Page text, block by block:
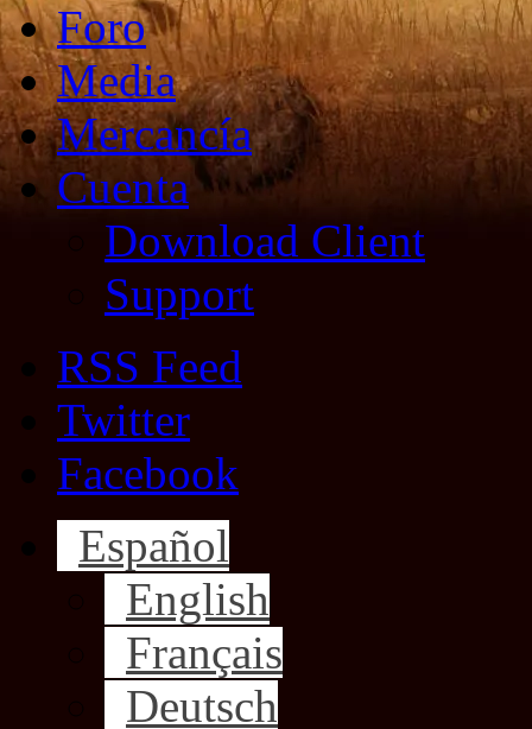
Foro
Media
Mercancía
Cuenta
Download Client
Support
RSS Feed
Twitter
Facebook
Español
English
Français
Deutsch